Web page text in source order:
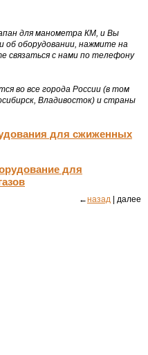
для манометра КМ, и Вы
оборудовании, нажмите на
связаться с нами по телефону
во все города России (в том
Владивосток) и страны
для сжиженных
для
←назад | далее